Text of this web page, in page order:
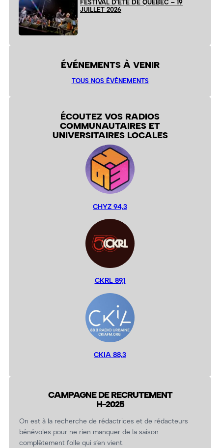
FESTIVAL D’ÉTÉ DE QUÉBEC – 19
JUILLET 2026
ÉVÉNEMENTS À VENIR
TOUS NOS ÉVÉNEMENTS
ÉCOUTEZ VOS RADIOS
COMMUNAUTAIRES ET
UNIVERSITAIRES LOCALES
CHYZ 94,3
CKRL 89,1
CKIA 88,3
CAMPAGNE DE RECRUTEMENT
H-2025
On est à la recherche de rédactrices et de rédacteurs
bénévoles pour ne rien manquer de la saison
complètement folle qui s’en vient.